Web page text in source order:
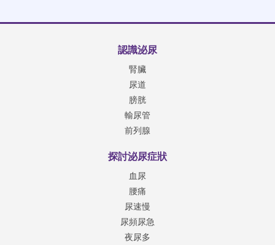
認識泌尿
腎臟
尿道
膀胱
輸尿管
前列腺
探討泌尿症狀
血尿
腰痛
尿速慢
尿頻尿急
夜尿多